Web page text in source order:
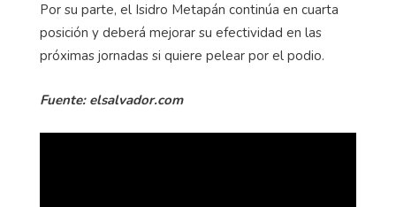
Por su parte, el Isidro Metapán continúa en cuarta
posición y deberá mejorar su efectividad en las
próximas jornadas si quiere pelear por el podio.
Fuente: elsalvador.com